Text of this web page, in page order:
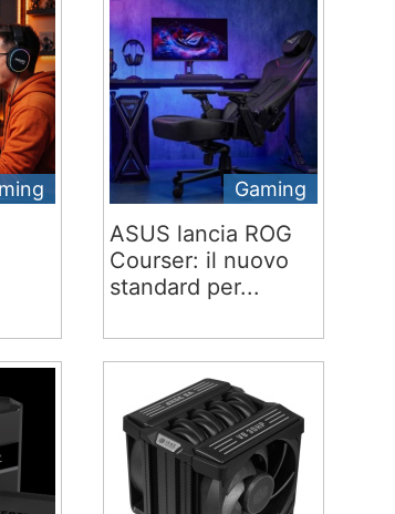
Gaming
ASUS lancia ROG
Courser: il nuovo
standard per...